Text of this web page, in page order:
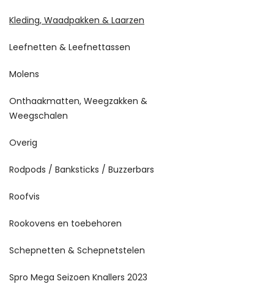
Kleding, Waadpakken & Laarzen
Leefnetten & Leefnettassen
Molens
Onthaakmatten, Weegzakken &
Weegschalen
Overig
Rodpods / Banksticks / Buzzerbars
Roofvis
Rookovens en toebehoren
Schepnetten & Schepnetstelen
Spro Mega Seizoen Knallers 2023